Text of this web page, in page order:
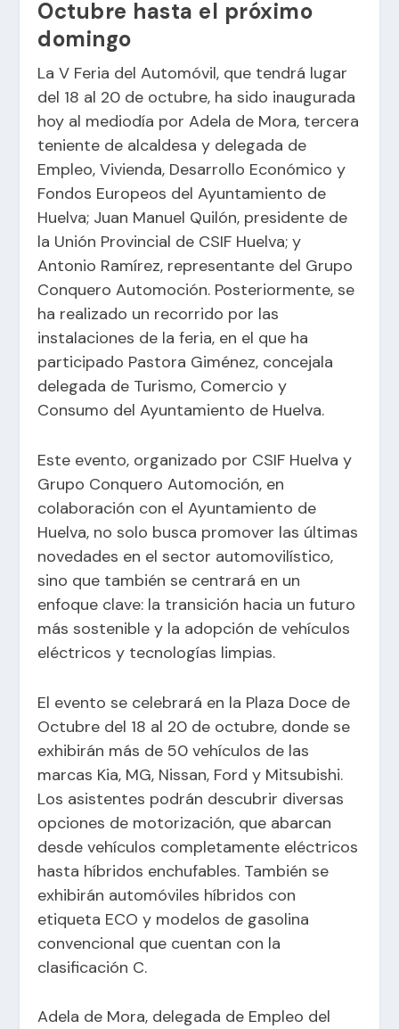
Octubre hasta el próximo
domingo
La V Feria del Automóvil, que tendrá lugar
del 18 al 20 de octubre, ha sido inaugurada
hoy al mediodía por Adela de Mora, tercera
teniente de alcaldesa y delegada de
Empleo, Vivienda, Desarrollo Económico y
Fondos Europeos del Ayuntamiento de
Huelva; Juan Manuel Quilón, presidente de
la Unión Provincial de CSIF Huelva; y
Antonio Ramírez, representante del Grupo
Conquero Automoción. Posteriormente, se
ha realizado un recorrido por las
instalaciones de la feria, en el que ha
participado Pastora Giménez, concejala
delegada de Turismo, Comercio y
Consumo del Ayuntamiento de Huelva.
Este evento, organizado por CSIF Huelva y
Grupo Conquero Automoción, en
colaboración con el Ayuntamiento de
Huelva, no solo busca promover las últimas
novedades en el sector automovilístico,
sino que también se centrará en un
enfoque clave: la transición hacia un futuro
más sostenible y la adopción de vehículos
eléctricos y tecnologías limpias.
El evento se celebrará en la Plaza Doce de
Octubre del 18 al 20 de octubre, donde se
exhibirán más de 50 vehículos de las
marcas Kia, MG, Nissan, Ford y Mitsubishi.
Los asistentes podrán descubrir diversas
opciones de motorización, que abarcan
desde vehículos completamente eléctricos
hasta híbridos enchufables. También se
exhibirán automóviles híbridos con
etiqueta ECO y modelos de gasolina
convencional que cuentan con la
clasificación C.
Adela de Mora, delegada de Empleo del